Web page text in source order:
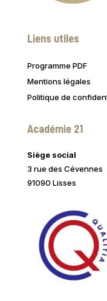
Liens utiles
Programme PDF
Mentions légales
Politique de
Académie 21
Siège social
3 rue des Cévennes
91090 Lisses